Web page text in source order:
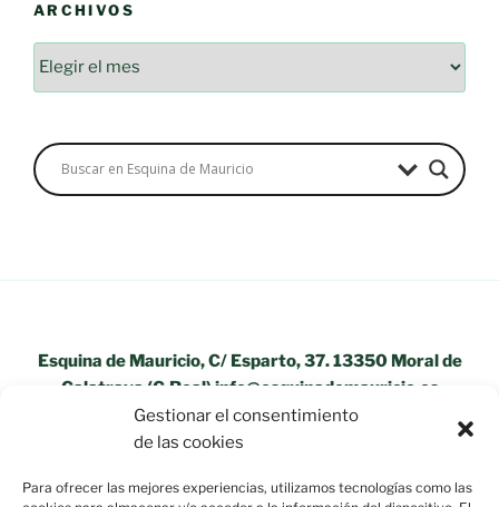
Gestionar el consentimiento
de las cookies
Para ofrecer las mejores experiencias, utilizamos tecnologías como las
ARCHIVOS
Archivos
Esquina de Mauricio, C/ Esparto, 37. 13350 Moral de
Calatrava (C.Real) info@esquinademauricio.es
«Aviso Legal»